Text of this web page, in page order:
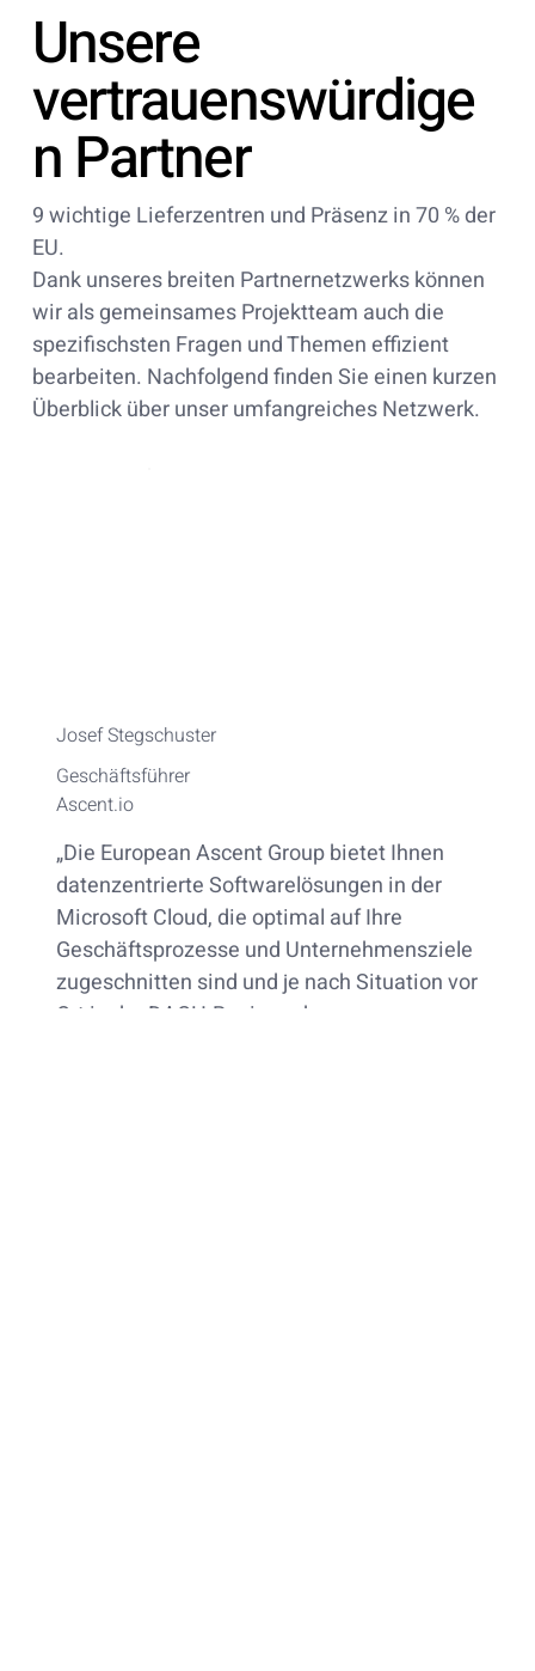
Unsere
vertrauenswürdige
n Partner
9 wichtige Lieferzentren und Präsenz in 70 % der
EU.
Dank unseres breiten Partnernetzwerks können
wir als gemeinsames Projektteam auch die
spezifischsten Fragen und Themen effizient
bearbeiten. Nachfolgend finden Sie einen kurzen
Überblick über unser umfangreiches Netzwerk.
Josef Stegschuster
Geschäftsführer
Ascent.io
„Die European Ascent Group bietet Ihnen
datenzentrierte Softwarelösungen in der
Microsoft Cloud, die optimal auf Ihre
Geschäftsprozesse und Unternehmensziele
zugeschnitten sind und je nach Situation vor
Ort in der DACH-Region oder von unseren